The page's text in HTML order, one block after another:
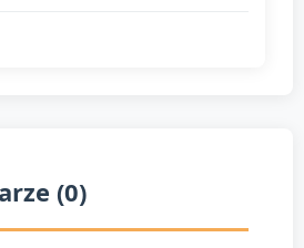
(0)